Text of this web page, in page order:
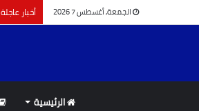
الجمعة, أغسطس 7 2026 أخبار عاجلة
الرئيسية